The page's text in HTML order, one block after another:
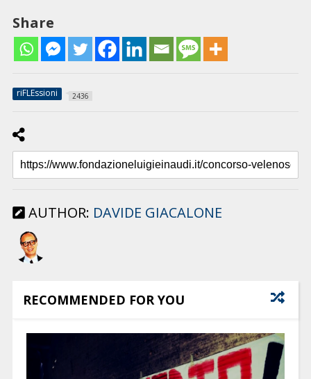
Share
riFLEssioni 2436
AUTHOR: DAVIDE GIACALONE
RECOMMENDED FOR YOU